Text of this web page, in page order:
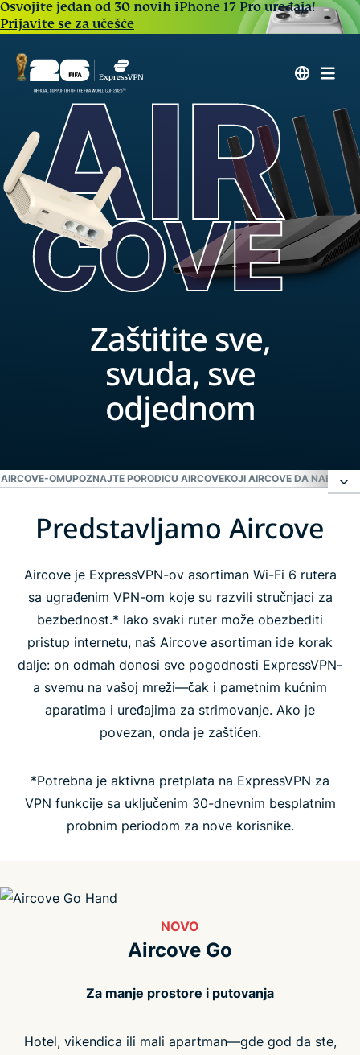
Osvojite jedan od 30 novih iPhone 17 Pro uređaja!
Prijavite se za učešće
Zaštitite sve,
svuda, sve
odjednom
OMUPOZNAJTE PORODICU AIRCOVEKOJI AIRCOVE DA
Predstavljamo Aircove
Osetite razliku sa Aircove-om
Upoznajte porodicu Aircove
Koji Aircove da nabavim?
Ljudi vole Aircove
Predstavljamo Aircove
Aircove je ExpressVPN-ov asortiman Wi-Fi 6 rutera
sa ugrađenim VPN-om koje su razvili stručnjaci za
bezbednost.* Iako svaki ruter može obezbediti
pristup internetu, naš Aircove asortiman ide korak
dalje: on odmah donosi sve pogodnosti ExpressVPN-
a svemu na vašoj mreži—čak i pametnim kućnim
aparatima i uređajima za strimovanje. Ako je
povezan, onda je zaštićen.
*Potrebna je aktivna pretplata na ExpressVPN za
VPN funkcije sa uključenim 30-dnevnim besplatnim
probnim periodom za nove korisnike.
NOVO
Aircove Go
Za manje prostore i putovanja
Hotel, vikendica ili mali apartman—gde god da ste,